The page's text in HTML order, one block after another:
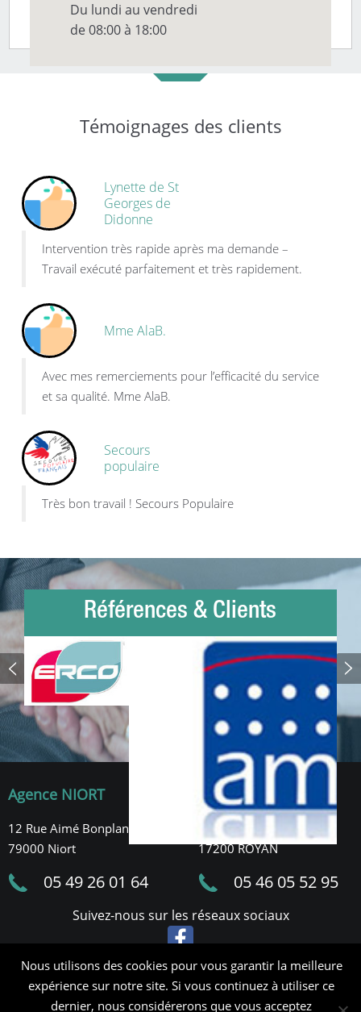
Du lundi au vendredi
de 08:00 à 18:00
Témoignages des clients
Lynette de St
Georges de
Didonne
Intervention très rapide après ma demande –
Travail exécuté parfaitement et très rapidement.
Mme AlaB.
Avec mes remerciements pour l’efficacité du service
et sa qualité. Mme AlaB.
Secours
populaire
Très bon travail ! Secours Populaire
Références & Clients
Agence NIORT
12 Rue Aimé Bonpland,
79000 Niort
05 49 26 01 64
Agence ROYAN
61 rue François Arago,
17200 ROYAN
05 46 05 52 95
Suivez-nous sur les réseaux sociaux
Mentions légales
Politique de cookies
Nous utilisons des cookies pour vous garantir la meilleure
expérience sur notre site. Si vous continuez à utiliser ce
dernier, nous considérerons que vous acceptez